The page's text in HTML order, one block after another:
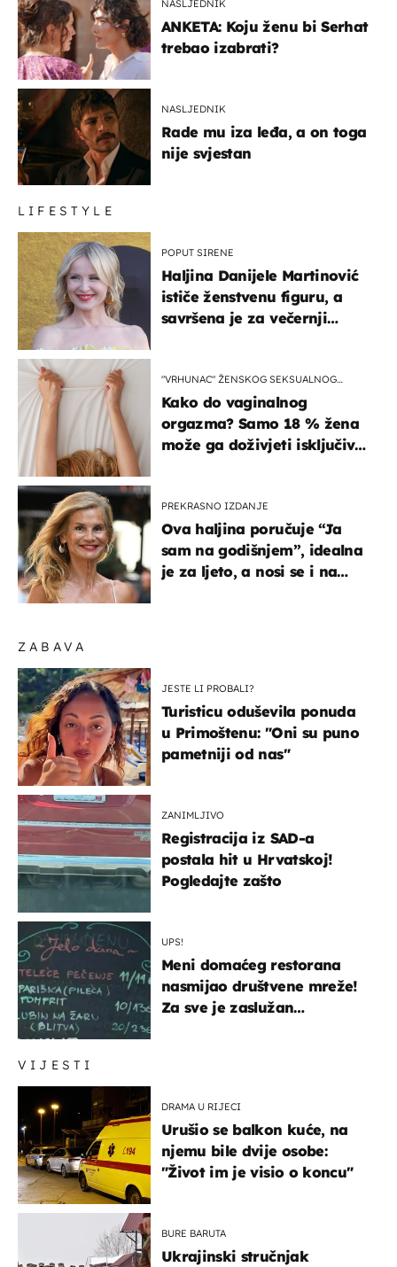
VIJESTI
DRAMA U RIJECI
Urušio se balkon kuće, na
njemu bile dvije osobe:
"Život im je visio o koncu"
BURE BARUTA
Ukrajinski stručnjak
ZABAVA
JESTE LI PROBALI?
Turisticu oduševila ponuda
u Primoštenu: "Oni su puno
pametniji od nas"
ZANIMLJIVO
Registracija iz SAD-a
postala hit u Hrvatskoj!
Pogledajte zašto
UPS!
Meni domaćeg restorana
nasmijao društvene mreže!
Za sve je zaslužan
NASLJEDNIK
ANKETA: Koju ženu bi Serhat
trebao izabrati?
NASLJEDNIK
Rade mu iza leđa, a on toga
nije svjestan
LIFESTYLE
POPUT SIRENE
Haljina Danijele Martinović
ističe ženstvenu figuru, a
savršena je za večernji
"VRHUNAC" ŽENSKOG SEKSUALNOG
Kako do vaginalnog
orgazma? Samo 18 % žena
može ga doživjeti isključivo
PREKRASNO IZDANJE
Ova haljina poručuje “Ja
sam na godišnjem”, idealna
je za ljeto, a nosi se i na